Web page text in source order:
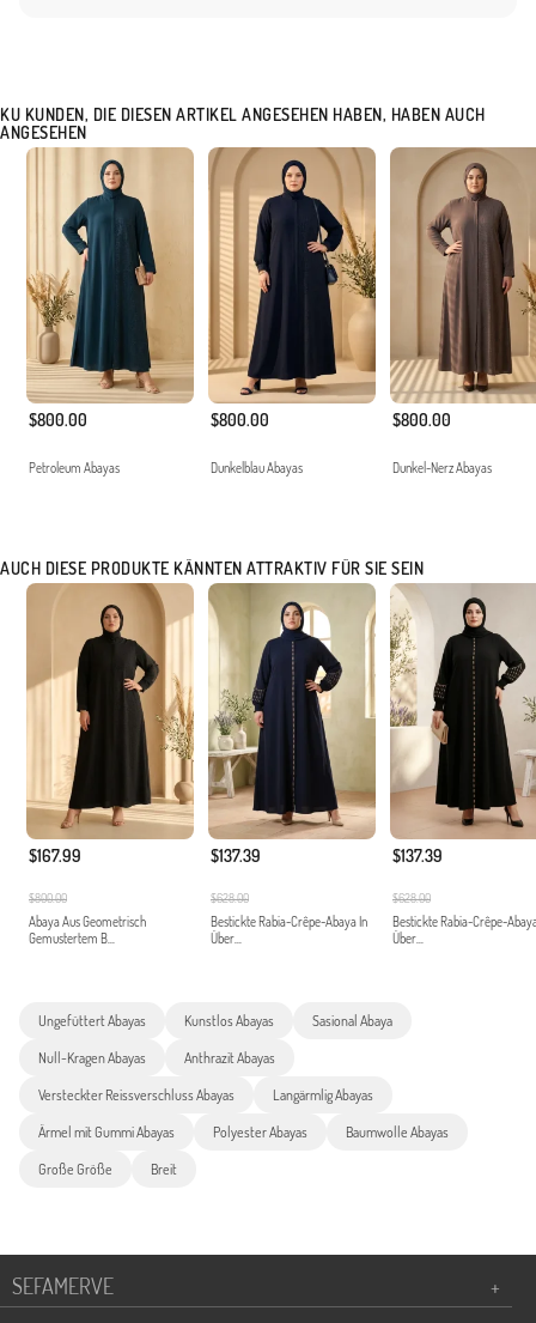
KU KUNDEN, DIE DIESEN ARTIKEL ANGESEHEN HABEN, HABEN AUCH
ANGESEHEN
$800.00
Petroleum Abayas
$800.00
Dunkelblau Abayas
$800.00
Dunkel-Nerz Abayas
AUCH DIESE PRODUKTE KÄNNTEN ATTRAKTIV FÜR SIE SEIN
$167.99
$800.00
Abaya Aus Geometrisch
Gemustertem B...
$137.39
$628.00
Bestickte Rabia-Crêpe-Abaya In
Über...
$137.39
$628.00
Bestickte Rabia-Crêpe-
Über...
Ungefüttert Abayas Kunstlos Abayas Sasional Abaya
Null-Kragen Abayas Anthrazit Abayas
Versteckter Reissverschluss Abayas Langärmlig Abayas
Ärmel mit Gummi Abayas Polyester Abayas Baumwolle Abayas
Große Größe Breit
SEFAMERVE
+